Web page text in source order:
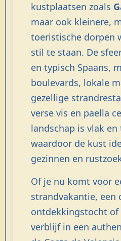
kustplaatsen zoals
maar ook kleinere,
toeristische dorpen
stil te staan. De
en typisch Spaans,
boulevards, lokale
gezellige
verse vis en paella
landschap is vlak
waardoor de kust
gezinnen en
Of je nu komt voor
strandvakantie, een
ontdekkingstocht of
verblijf in een